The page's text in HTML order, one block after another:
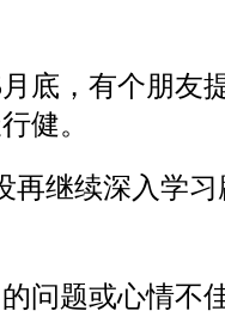
月底，有个朋友
健。
再继续深入学习
问题或心情不